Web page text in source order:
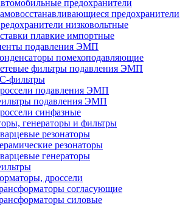
предохранители
предохранители
низковольтные
плавкие импортные
подавления ЭМП
помехоподавляющие
фильтры подавления ЭМП
фильтры
подавления ЭМП
подавления ЭМП
синфазные
генераторы и фильтры
резонаторы
резонаторы
генераторы
дроссели
согласующие
силовые